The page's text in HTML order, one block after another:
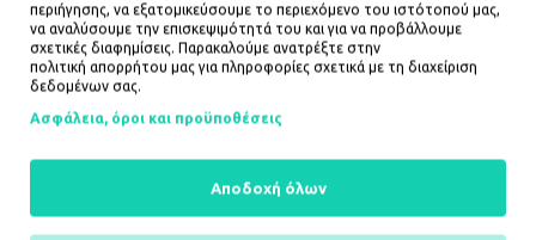
ΕΠΙΤΡΑΠΕΖΙΟ ΜΠΑΣΚΕΤ
16,45€
ΣΠΙΤΙΑ
περιήγησης, να εξατομικεύσουμε το περιεχόμενο του ιστότοπού μας,
να αναλύσουμε την επισκεψιμότητά του και για να προβάλλουμε
σχετικές διαφημίσεις. Παρακαλούμε ανατρέξτε στην
πολιτική απορρήτου μας για πληροφορίες σχετικά με τη διαχείριση
δεδομένων σας.
Ασφάλεια, όροι και προϋποθέσεις
Αποδοχή όλων